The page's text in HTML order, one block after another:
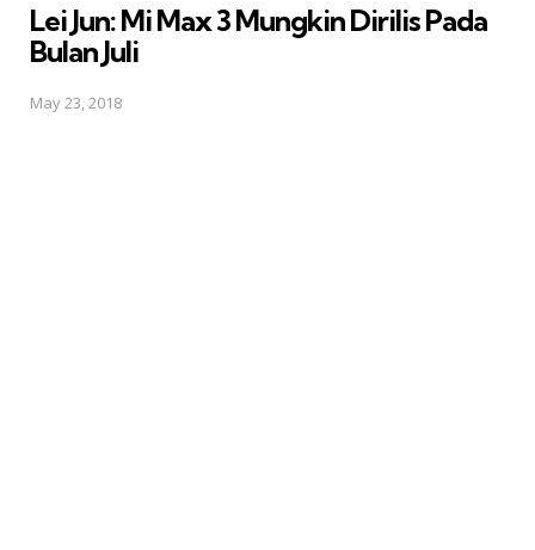
Lei Jun: Mi Max 3 Mungkin Dirilis Pada
Bulan Juli
May 23, 2018